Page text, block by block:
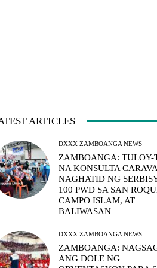
ARTICLES
DXXX ZAMBOANGA NEWS
ZAMBOANGA: TULOY-
NA KONSULTA
NAGHATID NG
100 PWD SA SAN
CAMPO ISLAM, AT
BALIWASAN
DXXX ZAMBOANGA NEWS
ZAMBOANGA:
ANG DOLE NG